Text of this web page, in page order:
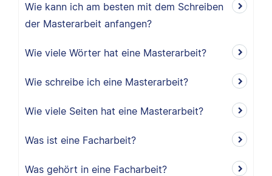
Wie kann ich am besten mit dem Schreiben
der Masterarbeit anfangen?
Wie viele Wörter hat eine Masterarbeit?
Wie schreibe ich eine Masterarbeit?
Wie viele Seiten hat eine Masterarbeit?
Was ist eine Facharbeit?
Was gehört in eine Facharbeit?